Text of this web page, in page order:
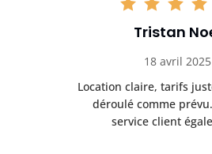
Tristan
18 avril 2025
Location claire, tarifs
déroulé comme
service client